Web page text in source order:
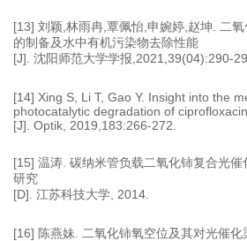
[13] 刘颖,林雨冉,覃佩怡,申婉婷,赵坤. 二
的制备及水中有机污染物去除性能
[J]. 沈阳师范大学学报,2021,39(04):290-
[14] Xing S, Li T, Gao Y. Insight into the
photocatalytic degradation of
[J]. Optik, 2019,183:266-272.
[15] 温涛. 碳纳米管负载二氧化铈复合光
研究
[D]. 江苏科技大学, 2014.
[16] 陈燕妹. 二氧化铈氧空位及其对光催化